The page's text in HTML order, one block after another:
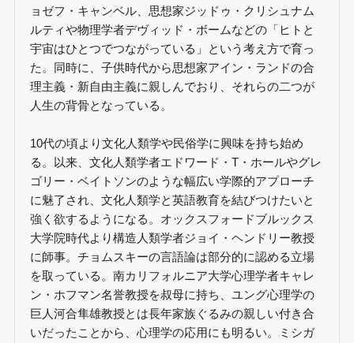
ョゼフ・キャンベル、思想家ジッドゥ・クリシュナム
ルティや物理学者デヴィッド・ボームなどの「ヒトと
宇宙はひとつでつながっている」という考え方で育っ
た。同時に、子供時代から思想家アイン・ランドの合
理主義・新自由主義に親しんでおり、それらの二つが
人生の背骨となっている。
10代の頃より文化人類学や民俗学に興味を持ち始め
る。以来、文化人類学者エドワード・T・ホールやグレ
ゴリー・ベイトソンのような幅広い学際的アプローチ
に魅了され、文化人類学と英語教育を結びつけたいと
強く欲するようになる。オックスフォードブルックス
大学院時代より構造人類学者ジョイ・ヘンドリー教授
に師事。チョムスキーの言語論は部分的に認める立場
を取っている。南カリフォルニア大学心理学者キャレ
ン・ホフマン名誉教授を叔母に持ち、ユング心理学の
巨人河合隼雄教授とは長年家族ぐるみの親しい付き合
いだったことから、心理学の応用にも明るい。ミシガ